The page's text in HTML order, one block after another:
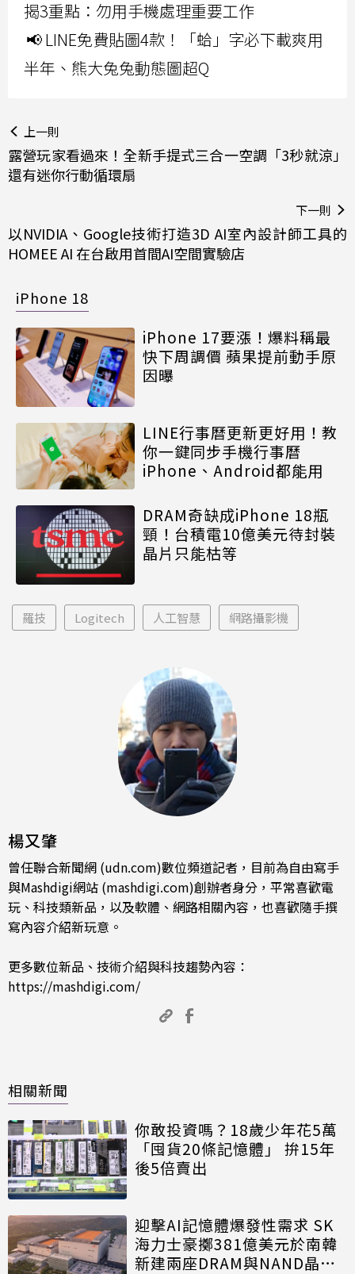
揭3重點：勿用手機處理重要工作
📢 LINE免費貼圖4款！「蛤」字必下載爽用
半年、熊大兔兔動態圖超Q
上一則
露營玩家看過來！全新手提式三合一空調「3秒就涼」
還有迷你行動循環扇
下一則
以NVIDIA、Google技術打造3D AI室內設計師工具的
HOMEE AI 在台啟用首間AI空間實驗店
iPhone 18
iPhone 17要漲！爆料稱最
快下周調價 蘋果提前動手原
因曝
LINE行事曆更新更好用！教
你一鍵同步手機行事曆
iPhone、Android都能用
DRAM奇缺成iPhone 18瓶
頸！台積電10億美元待封裝
晶片只能枯等
羅技 Logitech 人工智慧 網路攝影機
楊又肇
曾任聯合新聞網 (udn.com)數位頻道記者，目前為自由寫手
與Mashdigi網站 (mashdigi.com)創辦者身分，平常喜歡電
玩、科技類新品，以及軟體、網路相關內容，也喜歡隨手撰
寫內容介紹新玩意。
更多數位新品、技術介紹與科技趨勢內容：
https://mashdigi.com/
相關新聞
你敢投資嗎？18歲少年花5萬
「囤貨20條記憶體」 拚15年
後5倍賣出
迎擊AI記憶體爆發性需求 SK
海力士豪擲381億美元於南韓
新建兩座DRAM與NAND晶圓